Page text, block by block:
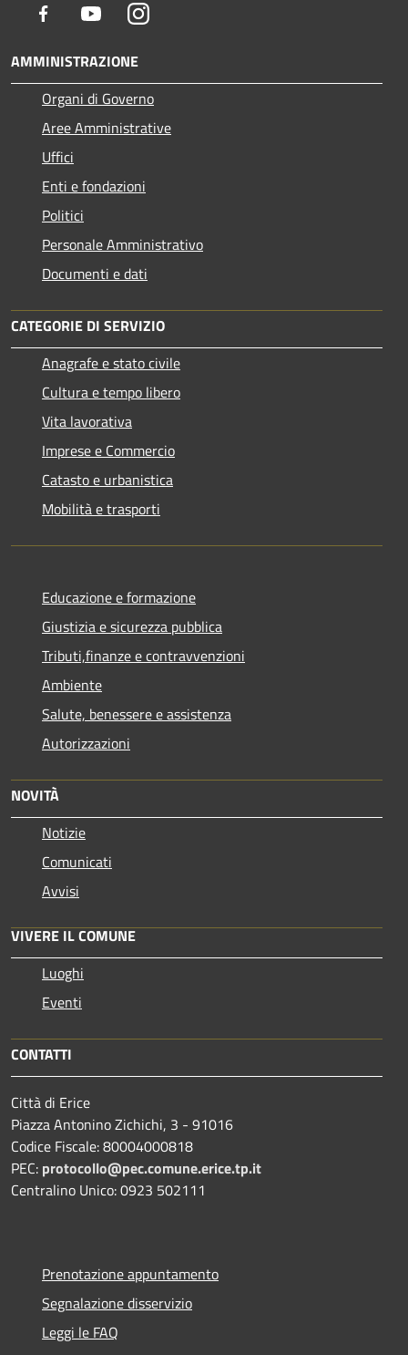
Facebook YoutubeInstagram
AMMINISTRAZIONE
Organi di Governo
Aree Amministrative
Uffici
Enti e fondazioni
Politici
Personale Amministrativo
Documenti e dati
CATEGORIE DI SERVIZIO
Anagrafe e stato civile
Cultura e tempo libero
Vita lavorativa
Imprese e Commercio
Catasto e urbanistica
Mobilità e trasporti
Educazione e formazione
Giustizia e sicurezza pubblica
Tributi,finanze e contravvenzioni
Ambiente
Salute, benessere e assistenza
Autorizzazioni
NOVITÀ
Notizie
Comunicati
Avvisi
VIVERE IL COMUNE
Luoghi
Eventi
CONTATTI
Città di Erice
Piazza Antonino Zichichi, 3 - 91016
Codice Fiscale: 80004000818
PEC: protocollo@pec.comune.erice.tp.it
Centralino Unico: 0923 502111
Prenotazione appuntamento
Segnalazione disservizio
Leggi le FAQ